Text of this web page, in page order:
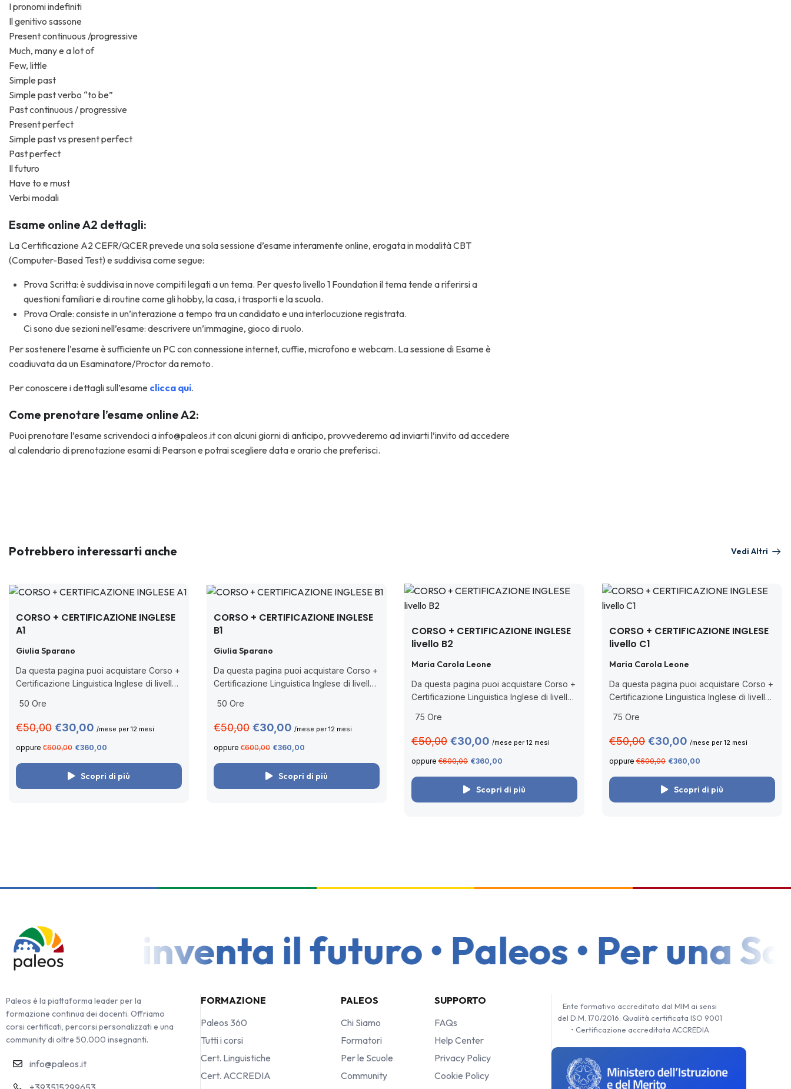
I pronomi indefiniti
Il genitivo sassone
Present continuous /progressive
Much, many e a lot of
Few, little
Simple past
Simple past verbo “to be”
Past continuous / progressive
Present perfect
Simple past vs present perfect
Past perfect
Il futuro
Have to e must
Verbi modali
Esame online A2 dettagli:
La Certificazione A2 CEFR/QCER prevede una sola sessione d’esame interamente online, erogata in modalità CBT
(Computer-Based Test) e suddivisa come segue:
Prova Scritta: è suddivisa in nove compiti legati a un tema. Per questo livello 1 Foundation il tema tende a riferirsi a
questioni familiari e di routine come gli hobby, la casa, i trasporti e la scuola.
Prova Orale: consiste in un’interazione a tempo tra un candidato e una interlocuzione registrata.
Ci sono due sezioni nell’esame: descrivere un’immagine, gioco di ruolo.
Per sostenere l’esame è sufficiente un PC con connessione internet, cuffie, microfono e webcam. La sessione di Esame è
coadiuvata da un Esaminatore/Proctor da remoto.
Per conoscere i dettagli sull’esame clicca qui.
Come prenotare l’esame online A2:
Puoi prenotare l’esame scrivendoci a info@paleos.it con alcuni giorni di anticipo, provvederemo ad inviarti l’invito ad accedere
al calendario di prenotazione esami di Pearson e potrai scegliere data e orario che preferisci.
Potrebbero interessarti anche Vedi Altri
CORSO + CERTIFICAZIONE INGLESE
A1
Giulia Sparano
Da questa pagina puoi acquistare Corso +
Certificazione Linguistica Inglese di livello
accreditato dal MIM (Decreto Ministeriale
n. 62/2022 con nuova nota prot....
50 Ore
€50,00 €30,00 /mese per 12 mesi
oppure €600,00 €360,00
Scopri di più
CORSO + CERTIFICAZIONE INGLESE
B1
Giulia Sparano
Da questa pagina puoi acquistare Corso +
Certificazione Linguistica Inglese di livello
accreditato dal MIM (Decreto Ministeriale
n. 62/2022 con nuova nota prot....
50 Ore
€50,00 €30,00 /mese per 12 mesi
oppure €600,00 €360,00
Scopri di più
CORSO + CERTIFICAZIONE INGLESE
livello B2
Maria Carola Leone
Da questa pagina puoi acquistare Corso +
Certificazione Linguistica Inglese di livello
accreditato dal MIM (Decreto Ministeriale
n. 62/2022 con nuova nota prot....
75 Ore
€50,00 €30,00 /mese per 12 mesi
oppure €600,00 €360,00
Scopri di più
CORSO + CERTIFICAZIONE INGLESE
livello C1
Maria Carola Leone
Da questa pagina puoi acquistare Corso +
Certificazione Linguistica Inglese di livello
accreditato dal MIM (Decreto Ministeriale
n. 62/2022 con nuova nota prot....
75 Ore
€50,00 €30,00 /mese per 12 mesi
oppure €600,00 €360,00
Scopri di più
che inventa il futuro • Paleos • Per una
Paleos è la piattaforma leader per la
formazione continua dei docenti. Offriamo
corsi certificati, percorsi personalizzati e una
community di oltre 50.000 insegnanti.
info@paleos.it
FORMAZIONE
Paleos 360
Tutti i corsi
Cert. Linguistiche
Cert. ACCREDIA
PALEOS
Chi Siamo
Formatori
Per le Scuole
Community
SUPPORTO
FAQs
Help Center
Privacy Policy
Cookie Policy
Ente formativo accreditato dal MIM ai sensi
del D.M. 170/2016. Qualità certificata ISO 9001
• Certificazione accreditata ACCREDIA